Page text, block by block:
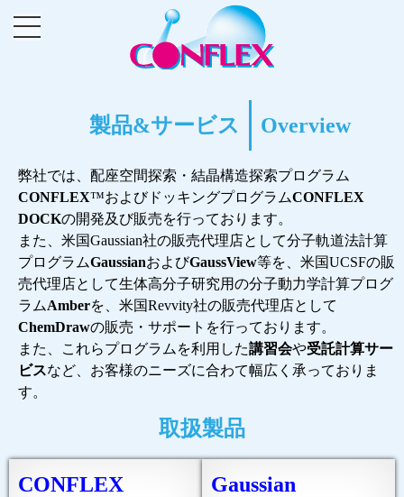
製品&サービス Overview
弊社では、配座空間探索・結晶構造探索プログラム
CONFLEX™およびドッキングプログラムCONFLEX
DOCKの開発及び販売を行っております。
また、米国Gaussian社の販売代理店として分子軌道法計算
プログラムGaussianおよびGaussView等を、米国UCSFの販
売代理店として生体高分子研究用の分子動力学計算プログ
ラムAmberを、米国Revvity社の販売代理店として
ChemDrawの販売・サポートを行っております。
また、これらプログラムを利用した講習会や受託計算サー
ビスなど、お客様のニーズに合わて幅広く承っておりま
す。
取扱製品
CONFLEX Gaussian